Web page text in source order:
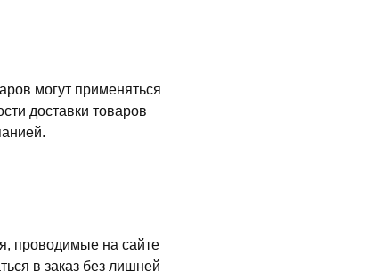
могут применяться
доставки товаров
проводимые на сайте
в заказ без лишней